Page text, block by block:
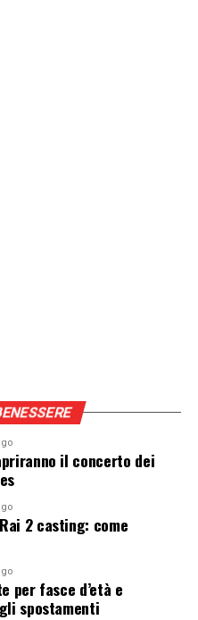
il concerto dei
2 casting: come
per fasce d’età e
spostamenti